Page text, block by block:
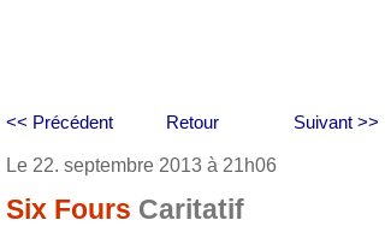
Retour
<< Précédent Suivant >>
Le 22. septembre 2013 à 21h06
Six Fours Caritatif